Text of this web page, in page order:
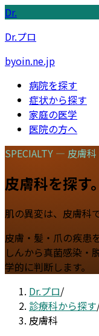
Dr.
Dr.プロ
byoin.ne.jp
病院を探す
症状から探す
家庭の医学
医院の方へ
SPECIALTY — 皮膚科
皮膚科を探す。
肌の異変は、皮膚科
皮膚・髪・爪の疾患
しんから真菌感染・
学的に判断します。
Dr.プロ/
診療科から探す
皮膚科